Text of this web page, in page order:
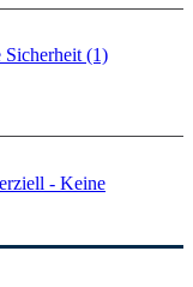
Sicherheit (1)
- Keine